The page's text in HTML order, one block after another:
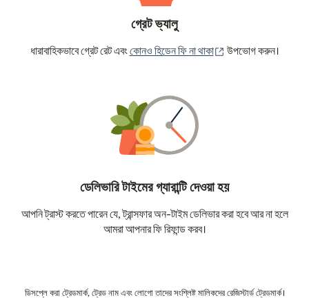
গ্রেট ভ্যালু
ধারাবাহিকভাবে গ্রেট রেট এবংকোনও হিডেন ফি না থাকা (নতুন উইন্ডোতে খুলবে)
উপভোগ করুন।
ডেলিভারি টাইমের গ্যারান্টি দেওয়া হয়
আপনি ট্রাস্ট করতে পারেন যে, ট্রান্সফার অন-টাইম ডেলিভার করা হবে আর না হলে
আমরা আপনার ফি রিফান্ড করব।
ডিসপ্লে করা ট্রেডমার্ক, ট্রেড নাম এবং লোগো তাদের সংশ্লিষ্ট মালিকদের রেজিস্টার্ড ট্রেডমার্ক।